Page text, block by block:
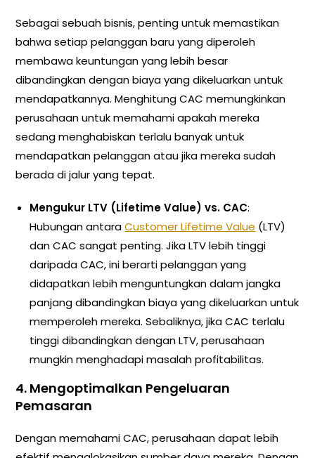
Sebagai sebuah bisnis, penting untuk memastikan
bahwa setiap pelanggan baru yang diperoleh
membawa keuntungan yang lebih besar
dibandingkan dengan biaya yang dikeluarkan untuk
mendapatkannya. Menghitung CAC memungkinkan
perusahaan untuk memahami apakah mereka
sedang menghabiskan terlalu banyak untuk
mendapatkan pelanggan atau jika mereka sudah
berada di jalur yang tepat.
Mengukur LTV (Lifetime Value) vs. CAC:
Hubungan antaraCustomer Lifetime Value (LTV)
dan CAC sangat penting. Jika LTV lebih tinggi
daripada CAC, ini berarti pelanggan yang
didapatkan lebih menguntungkan dalam jangka
panjang dibandingkan biaya yang dikeluarkan untuk
memperoleh mereka. Sebaliknya, jika CAC terlalu
tinggi dibandingkan dengan LTV, perusahaan
mungkin menghadapi masalah profitabilitas.
4. Mengoptimalkan Pengeluaran
Pemasaran
Dengan memahami CAC, perusahaan dapat lebih